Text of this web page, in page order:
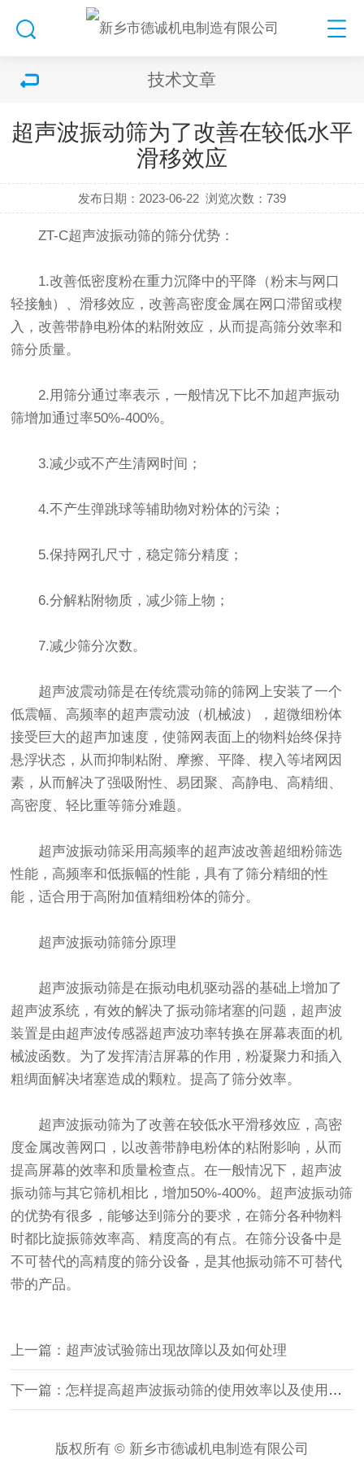
技术文章
超声波振动筛为了改善在较低水平
滑移效应
发布日期：2023-06-22 浏览次数：739
ZT-C超声波振动筛的筛分优势：
1.改善低密度粉在重力沉降中的平降（粉末与网口
轻接触）、滑移效应，改善高密度金属在网口滞留或楔
入，改善带静电粉体的粘附效应，从而提高筛分效率和
筛分质量。
2.用筛分通过率表示，一般情况下比不加超声振动
筛增加通过率50%-400%。
3.减少或不产生清网时间；
4.不产生弹跳球等辅助物对粉体的污染；
5.保持网孔尺寸，稳定筛分精度；
6.分解粘附物质，减少筛上物；
7.减少筛分次数。
超声波震动筛是在传统震动筛的筛网上安装了一个
低震幅、高频率的超声震动波（机械波），超微细粉体
接受巨大的超声加速度，使筛网表面上的物料始终保持
悬浮状态，从而抑制粘附、摩擦、平降、楔入等堵网因
素，从而解决了强吸附性、易团聚、高静电、高精细、
高密度、轻比重等筛分难题。
超声波振动筛采用高频率的超声波改善超细粉筛选
性能，高频率和低振幅的性能，具有了筛分精细的性
能，适合用于高附加值精细粉体的筛分。
超声波振动筛筛分原理
超声波振动筛是在振动电机驱动器的基础上增加了
超声波系统，有效的解决了振动筛堵塞的问题，超声波
装置是由超声波传感器超声波功率转换在屏幕表面的机
械波函数。为了发挥清洁屏幕的作用，粉凝聚力和插入
粗绸面解决堵塞造成的颗粒。提高了筛分效率。
超声波振动筛为了改善在较低水平滑移效应，高密
度金属改善网口，以改善带静电粉体的粘附影响，从而
提高屏幕的效率和质量检查点。在一般情况下，超声波
振动筛与其它筛机相比，增加50%-400%。超声波振动筛
的优势有很多，能够达到筛分的要求，在筛分各种物料
时都比旋振筛效率高、精度高的有点。在筛分设备中是
不可替代的高精度的筛分设备，是其他振动筛不可替代
带的产品。
上一篇：超声波试验筛出现故障以及如何处理
下一篇：怎样提高超声波振动筛的使用效率以及使用寿命
版权所有 © 新乡市德诚机电制造有限公司